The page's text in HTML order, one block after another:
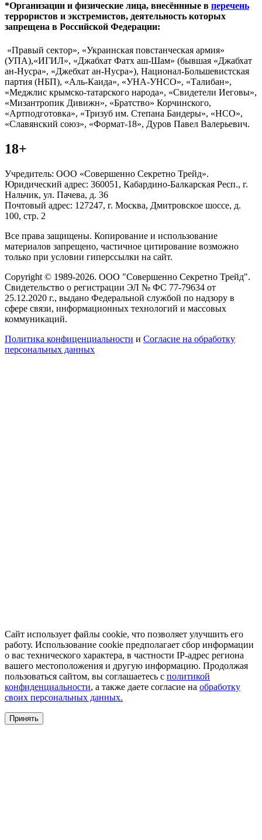
*Организации и физические лица, внесённные в перечень
террористов и экстремистов, деятельность которых
запрещена в Российской Федерации:
«Правый сектор», «Украинская повстанческая армия»
(УПА),«ИГИЛ», «Джабхат Фатх аш-Шам» (бывшая «Джабхат
ан-Нусра», «Джебхат ан-Нусра»), Национал-Большевистская
партия (НБП), «Аль-Каида», «УНА-УНСО», «Талибан»,
«Меджлис крымско-татарского народа», «Свидетели Иеговы»,
«Мизантропик Дивижн», «Братство» Корчинского,
«Артподготовка», «Тризуб им. Степана Бандеры», «НСО»,
«Славянский союз», «Формат-18», Дуров Павел Валерьевич.
18+
Учредитель: ООО «Совершенно Секретно Трейд».
Юридический адрес: 360051, Кабардино-Балкарская Респ., г.
Нальчик, ул. Пачева, д. 36
Почтовый адрес: 127247, г. Москва, Дмитровское шоссе, д.
100, стр. 2
Все права защищены. Копирование и использование
материалов запрещено, частичное цитирование возможно
только при условии гиперссылки на сайт.
Copyright © 1989-2026. ООО "Совершенно Секретно Трейд".
Свидетельство о регистрации ЭЛ № ФС 77-79634 от
25.12.2020 г., выдано Федеральной службой по надзору в
сфере связи, информационных технологий и массовых
коммуникаций.
Политика конфиценциальности и Согласие на обработку
персональных данных
Сайт использует файлы cookie, что позволяет улучшить его
работу. Использование cookie предполагает сбор информации
о вас технического характера, в частности IP-адрес региона
вашего местоположения и другую информацию. Продолжая
пользоваться сайтом, вы соглашаетесь с политикой
конфиденциальности, а также даете согласие на обработку
своих персональных данных.
Принять